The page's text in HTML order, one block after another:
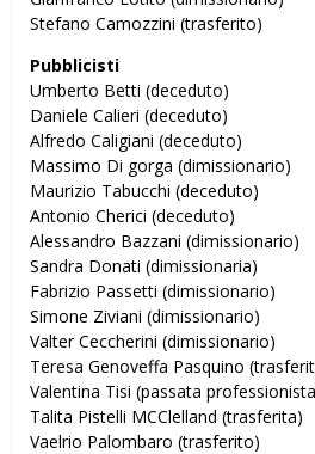
Stefano Camozzini (trasferito)
Pubblicisti
Umberto Betti (deceduto)
Daniele Calieri (deceduto)
Alfredo Caligiani (deceduto)
Massimo Di gorga (dimissionario)
Maurizio Tabucchi (deceduto)
Antonio Cherici (deceduto)
Alessandro Bazzani (dimissionario)
Sandra Donati (dimissionaria)
Fabrizio Passetti (dimissionario)
Simone Ziviani (dimissionario)
Valter Ceccherini (dimissionario)
Teresa Genoveffa Pasquino
Valentina Tisi (passata
Talita Pistelli MCClelland (trasferita)
Vaelrio Palombaro (trasferito)